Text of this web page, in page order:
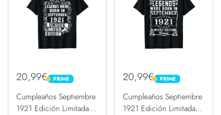
20,99€ PRIME
PRIME
Cumpleaños Septiembre
1921 Edición Limitada
20,99€ PRIME
PRIME
Cumpleaños Septiembre
1921 Edición Limitada